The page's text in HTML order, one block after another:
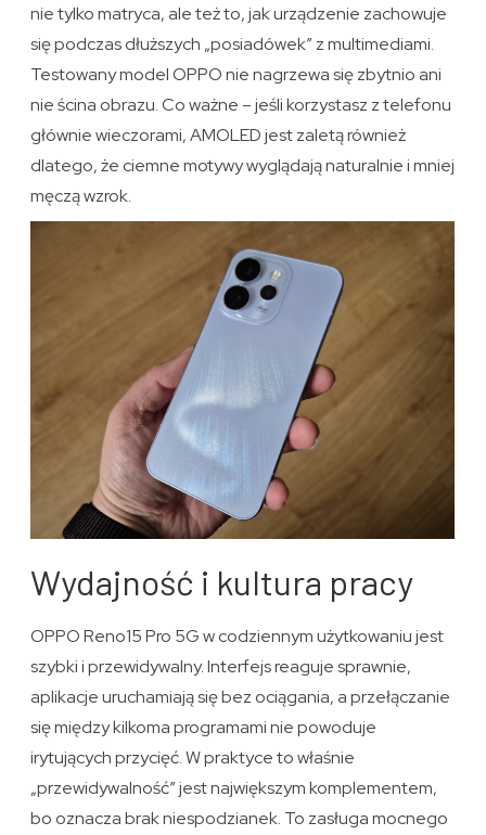
nie tylko matryca, ale też to, jak urządzenie zachowuje
się podczas dłuższych „posiadówek” z multimediami.
Testowany model OPPO nie nagrzewa się zbytnio ani
nie ścina obrazu. Co ważne – jeśli korzystasz z telefonu
głównie wieczorami, AMOLED jest zaletą również
dlatego, że ciemne motywy wyglądają naturalnie i mniej
męczą wzrok.
Wydajność i kultura pracy
OPPO Reno15 Pro 5G w codziennym użytkowaniu jest
szybki i przewidywalny. Interfejs reaguje sprawnie,
aplikacje uruchamiają się bez ociągania, a przełączanie
się między kilkoma programami nie powoduje
irytujących przycięć. W praktyce to właśnie
„przewidywalność” jest największym komplementem,
bo oznacza brak niespodzianek. To zasługa mocnego